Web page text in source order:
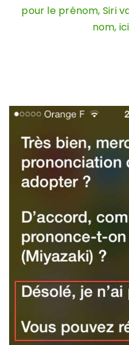
pour le prénom, Siri
nom,